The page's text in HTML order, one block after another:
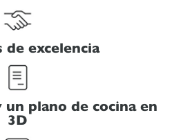
de excelencia
plano de cocina en
3D